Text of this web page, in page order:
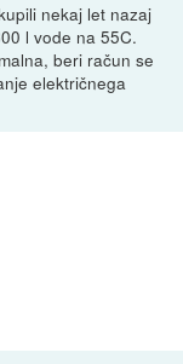
nekaj let nazaj
l vode na 55C.
beri račun se
električnega